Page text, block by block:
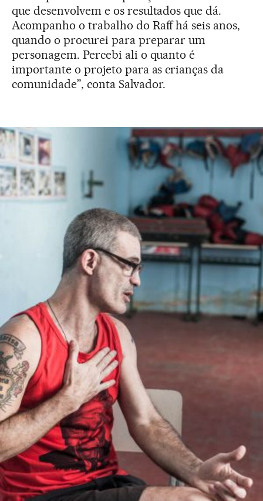
que desenvolvem e os resultados que dá.
Acompanho o trabalho do Raff há seis anos,
quando o procurei para preparar um
personagem. Percebi ali o quanto é
importante o projeto para as crianças da
comunidade”, conta Salvador.